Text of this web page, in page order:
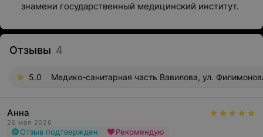
знамени государственный медицинский институт.
Отзывы 4
5.0 Медико-санитарная часть Вавилова, ул.
Анна
26 мая 2026
Отзыв подтвержден Рекомендую